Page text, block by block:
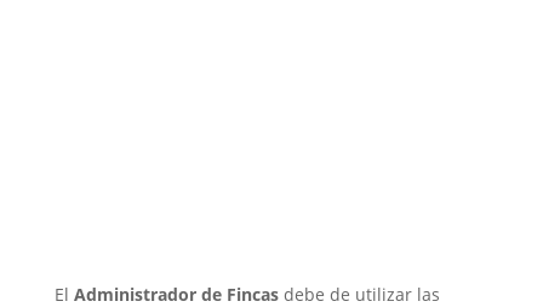
El Administrador de Fincasdebe de utilizar las